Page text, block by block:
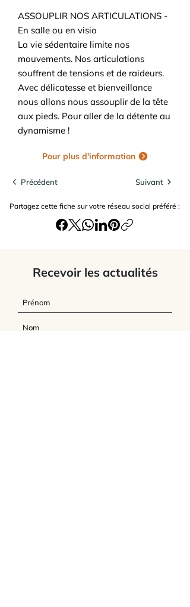
ASSOUPLIR NOS ARTICULATIONS -
En salle ou en visio
La vie sédentaire limite nos
mouvements. Nos articulations
souffrent de tensions et de raideurs.
Avec délicatesse et bienveillance
nous allons nous assouplir de la tête
aux pieds. Pour aller de la détente au
dynamisme !
Pour plus d'information
Précédent Suivant
Partagez cette fiche sur votre réseau social préféré :
Recevoir les actualités